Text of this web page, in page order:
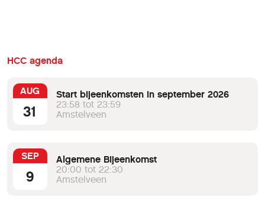
HCC agenda
AUG
31
Start bijeenkomsten in september 2026
23:58 tot 23:59
Amstelveen
SEP
9
Algemene Bijeenkomst
20:00 tot 22:30
Amstelveen